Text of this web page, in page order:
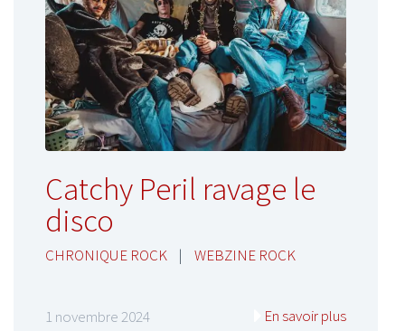
Catchy Peril ravage le
disco
CHRONIQUE ROCK | WEBZINE ROCK
1 novembre 2024 En savoir plus